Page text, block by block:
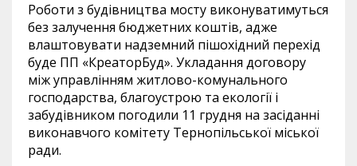
Роботи з будівництва мосту виконуватимуться
без залучення бюджетних коштів, адже
влаштовувати надземний пішохідний перехід
буде ПП «КреаторБуд». Укладання договору
між управлінням житлово-комунального
господарства, благоустрою та екології і
забудівником погодили 11 грудня на засіданні
виконавчого комітету Тернопільської міської
ради.